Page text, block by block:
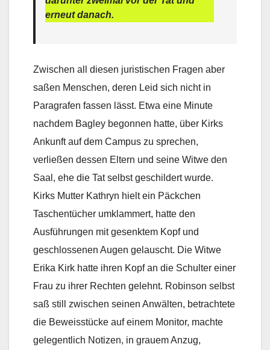
erneut danach.
Zwischen all diesen juristischen Fragen aber
saßen Menschen, deren Leid sich nicht in
Paragrafen fassen lässt. Etwa eine Minute
nachdem Bagley begonnen hatte, über Kirks
Ankunft auf dem Campus zu sprechen,
verließen dessen Eltern und seine Witwe den
Saal, ehe die Tat selbst geschildert wurde.
Kirks Mutter Kathryn hielt ein Päckchen
Taschentücher umklammert, hatte den
Ausführungen mit gesenktem Kopf und
geschlossenen Augen gelauscht. Die Witwe
Erika Kirk hatte ihren Kopf an die Schulter einer
Frau zu ihrer Rechten gelehnt. Robinson selbst
saß still zwischen seinen Anwälten, betrachtete
die Beweisstücke auf einem Monitor, machte
gelegentlich Notizen, in grauem Anzug,